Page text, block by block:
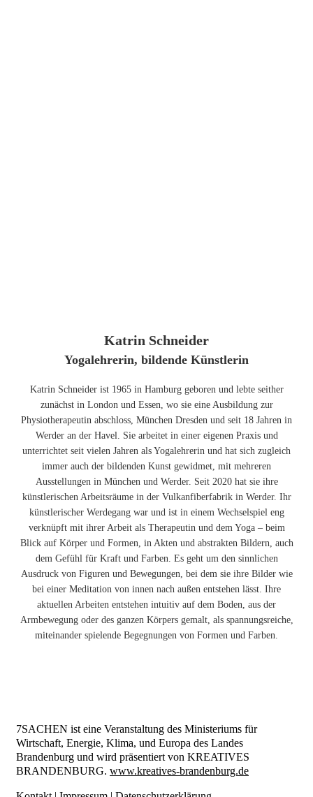
Katrin Schneider
Yogalehrerin, bildende Künstlerin
Katrin Schneider ist 1965 in Hamburg geboren und lebte seither
zunächst in London und Essen, wo sie eine Ausbildung zur
Physiotherapeutin abschloss, München Dresden und seit 18 Jahren in
Werder an der Havel. Sie arbeitet in einer eigenen Praxis und
unterrichtet seit vielen Jahren als Yogalehrerin und hat sich zugleich
immer auch der bildenden Kunst gewidmet, mit mehreren
Ausstellungen in München und Werder. Seit 2020 hat sie ihre
künstlerischen Arbeitsräume in der Vulkanfiberfabrik in Werder. Ihr
künstlerischer Werdegang war und ist in einem Wechselspiel eng
verknüpft mit ihrer Arbeit als Therapeutin und dem Yoga – beim
Blick auf Körper und Formen, in Akten und abstrakten Bildern, auch
dem Gefühl für Kraft und Farben. Es geht um den sinnlichen
Ausdruck von Figuren und Bewegungen, bei dem sie ihre Bilder wie
bei einer Meditation von innen nach außen entstehen lässt. Ihre
aktuellen Arbeiten entstehen intuitiv auf dem Boden, aus der
Armbewegung oder des ganzen Körpers gemalt, als spannungsreiche,
miteinander spielende Begegnungen von Formen und Farben.
7SACHEN ist eine Veranstaltung des Ministeriums für
Wirtschaft, Energie, Klima, und Europa des Landes
Brandenburg und wird präsentiert von KREATIVES
BRANDENBURG. www.kreatives-brandenburg.de